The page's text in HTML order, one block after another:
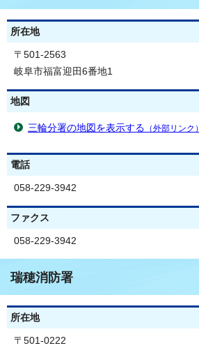
所在地
〒501-2563
岐阜市福富迎田6番地1
地図
三輪分署の地図を表示する （外部リンク）
電話
058-229-3942
ファクス
058-229-3942
瑞穂消防署
所在地
〒501-0222